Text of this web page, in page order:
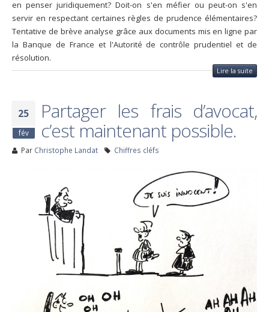
en penser juridiquement? Doit-on s'en méfier ou peut-on s'en
servir en respectant certaines règles de prudence élémentaires?
Tentative de brève analyse grâce aux documents mis en ligne par
la Banque de France et l'Autorité de contrôle prudentiel et de
résolution.
Lire la suite
25
fév
Partager les frais d’avocat,
c’est maintenant possible.
Par Christophe Landat Chiffres cléfs